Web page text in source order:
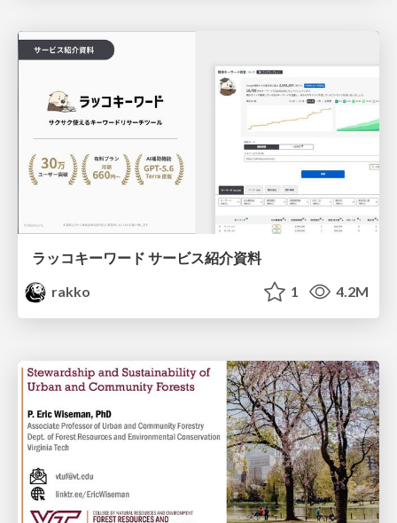
ラッコキーワード サービス紹介資料
rakko
1 4.2M